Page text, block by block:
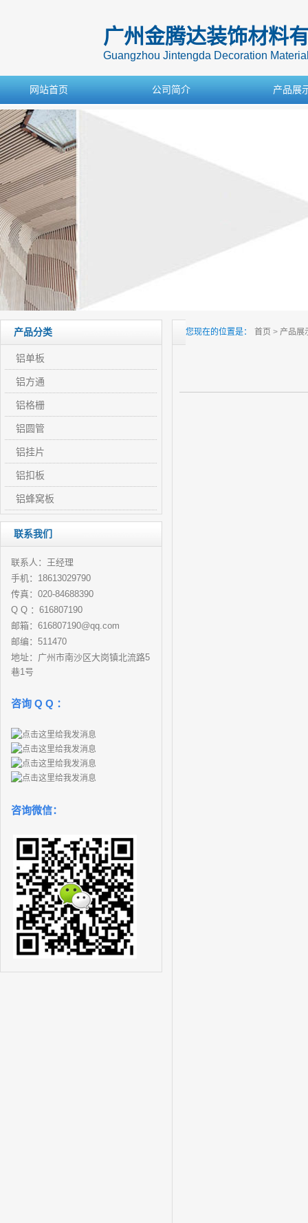
广州金腾达装饰材料
Guangzhou Jintengda Decoration
网站首页 公司简介 产品展
产品分类
铝单板
铝方通
铝格栅
铝圆管
铝挂片
铝扣板
铝蜂窝板
联系我们
联系人：王经理
手机：18613029790
传真：020-84688390
Q Q ：616807190
邮箱：616807190@qq.com
邮编：511470
地址：广州市南沙区大岗镇北流路5
巷1号
咨询 Q Q ：
咨询微信：
您现在的位置是： 首页 > 产品展